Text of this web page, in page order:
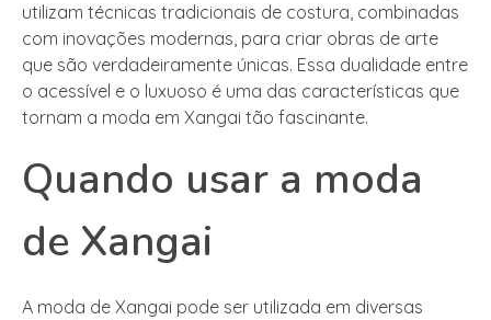
utilizam técnicas tradicionais de costura, combinadas
com inovações modernas, para criar obras de arte
que são verdadeiramente únicas. Essa dualidade entre
o acessível e o luxuoso é uma das características que
tornam a moda em Xangai tão fascinante.
Quando usar a moda
de Xangai
A moda de Xangai pode ser utilizada em diversas